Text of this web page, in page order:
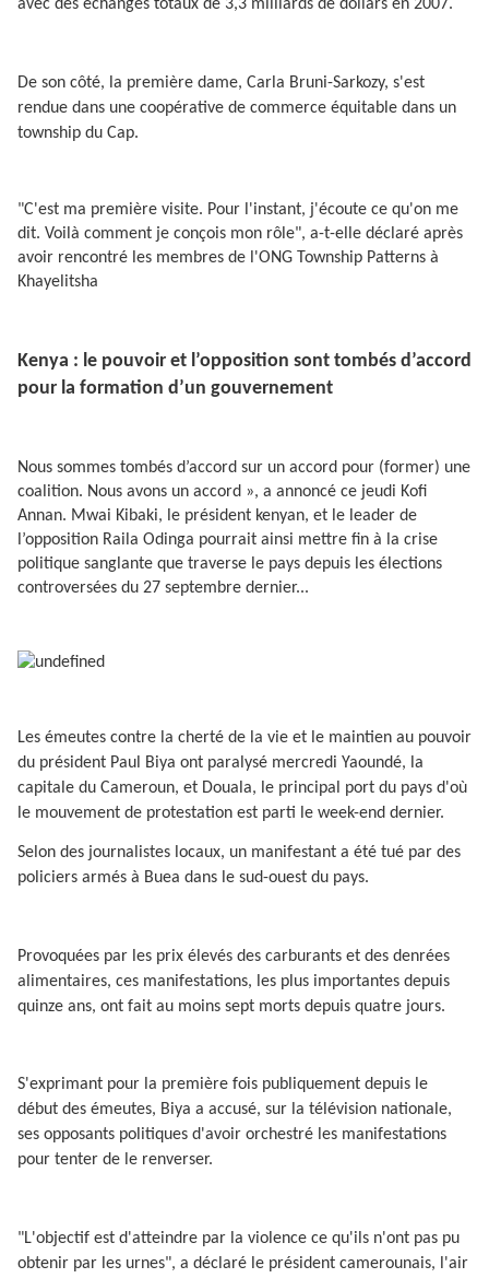
avec des échanges totaux de 3,3 milliards de dollars en 2007.
De son côté, la première dame, Carla Bruni-Sarkozy, s'est
rendue dans une coopérative de commerce équitable dans un
township du Cap.
"C'est ma première visite. Pour l'instant, j'écoute ce qu'on me
dit. Voilà comment je conçois mon rôle", a-t-elle déclaré après
avoir rencontré les membres de l'ONG Township Patterns à
Khayelitsha
Kenya : le pouvoir et l’opposition sont tombés d’accord
pour la formation d’un gouvernement
Nous sommes tombés d’accord sur un accord pour (former) une
coalition. Nous avons un accord », a annoncé ce jeudi Kofi
Annan. Mwai Kibaki, le président kenyan, et le leader de
l’opposition Raila Odinga pourrait ainsi mettre fin à la crise
politique sanglante que traverse le pays depuis les élections
controversées du 27 septembre dernier...
Les émeutes contre la cherté de la vie et le maintien au pouvoir
du président Paul Biya ont paralysé mercredi Yaoundé, la
capitale du Cameroun, et Douala, le principal port du pays d'où
le mouvement de protestation est parti le week-end dernier.
Selon des journalistes locaux, un manifestant a été tué par des
policiers armés à Buea dans le sud-ouest du pays.
Provoquées par les prix élevés des carburants et des denrées
alimentaires, ces manifestations, les plus importantes depuis
quinze ans, ont fait au moins sept morts depuis quatre jours.
S'exprimant pour la première fois publiquement depuis le
début des émeutes, Biya a accusé, sur la télévision nationale,
ses opposants politiques d'avoir orchestré les manifestations
pour tenter de le renverser.
"L'objectif est d'atteindre par la violence ce qu'ils n'ont pas pu
obtenir par les urnes", a déclaré le président camerounais, l'air